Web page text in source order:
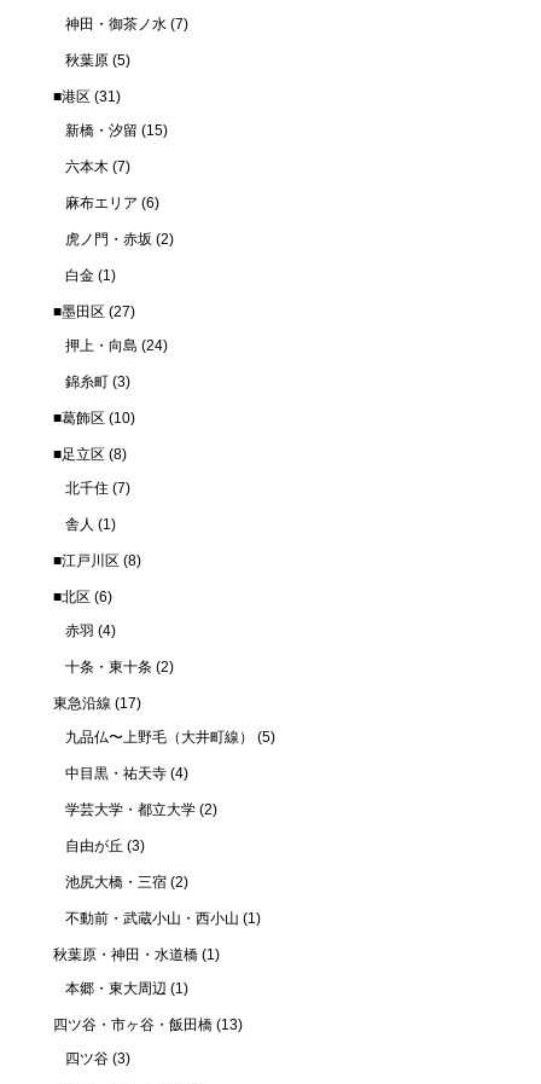
神田・御茶ノ水 (7)
秋葉原 (5)
■港区 (31)
新橋・汐留 (15)
六本木 (7)
麻布エリア (6)
虎ノ門・赤坂 (2)
白金 (1)
■墨田区 (27)
押上・向島 (24)
錦糸町 (3)
■葛飾区 (10)
■足立区 (8)
北千住 (7)
舎人 (1)
■江戸川区 (8)
■北区 (6)
赤羽 (4)
十条・東十条 (2)
東急沿線 (17)
九品仏〜上野毛（大井町線）
(5)
中目黒・祐天寺 (4)
学芸大学・都立大学 (2)
自由が丘 (3)
池尻大橋・三宿 (2)
不動前・武蔵小山・西小山 (1)
秋葉原・神田・水道橋 (1)
本郷・東大周辺 (1)
四ツ谷・市ヶ谷・飯田橋 (13)
四ツ谷 (3)